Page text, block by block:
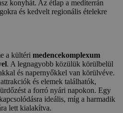
konyhát. Az étlap a mediterrán
és kedvelt regionális ételekre
a kültéri medencekomplexum
. A legnagyobb közülük körülbelül
és napernyőkkel van körülvéve.
és elemek találhatók,
a forró nyári napokon. Egy
ideális, míg a harmadik
lett kialakítva.